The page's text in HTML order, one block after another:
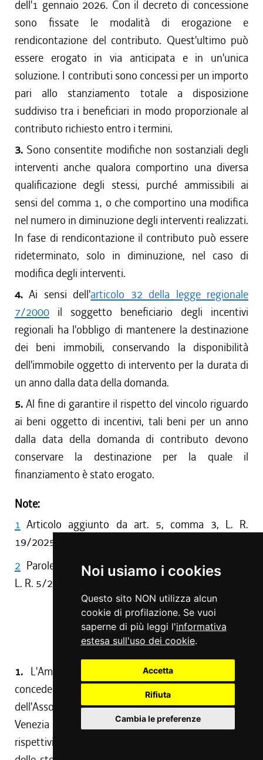
Noi usiamo i cookies
Questo sito NON utilizza alcun
cookie di profilazione. Se vuoi
saperne di più leggi l'informativa
estesa sull'uso dei cookie.
Accetta
Rifiuta
Cambia le preferenze
dell'1 gennaio 2026. Con il decreto di concessione
sono fissate le modalità di erogazione e
rendicontazione del contributo. Quest'ultimo può
essere erogato in via anticipata e in un'unica
soluzione. I contributi sono concessi per un importo
pari allo stanziamento totale a disposizione
suddiviso tra i beneficiari in modo proporzionale al
contributo richiesto entro i termini.
3. Sono consentite modifiche non sostanziali degli
interventi anche qualora comportino una diversa
qualificazione degli stessi, purché ammissibili ai
sensi del comma 1, o che comportino una modifica
nel numero in diminuzione degli interventi realizzati.
In fase di rendicontazione il contributo può essere
rideterminato, solo in diminuzione, nel caso di
modifica degli interventi.
4.Ai sensi dell'articolo 32 della legge regionale
7/2000 il soggetto beneficiario degli incentivi
regionali ha l'obbligo di mantenere la destinazione
dei beni immobili, conservando la disponibilità
dell'immobile oggetto di intervento per la durata di
un anno dalla data della domanda.
5. Al fine di garantire il rispetto del vincolo riguardo
ai beni oggetto di incentivi, tali beni per un anno
dalla data della domanda di contributo devono
conservare la destinazione per la quale il
finanziamento è stato erogato.
Note:
1 Articolo aggiunto da art. 5, comma 3, L. R.
19/2025 , con effetto dall'1/1/2026.
2 Parole aggiunte al comma 1 da art. 68, comma 1,
L. R. 5/2026
Art. 6 quater
(Divise per cori e bande alpini)
(1)
1. L'Amministrazione regionale è autorizzata a
concedere un contributo alle Sezioni territoriali
dell'Associazione Nazionale Alpini (ANA) del Friuli
Venezia Giulia volto all'acquisto di divise per i
rispettivi cori e bande alpini, finalizzato al rinnovo